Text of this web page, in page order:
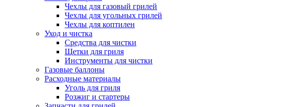
Чехлы для газовый грилей
Чехлы для угольных грилей
Чехлы для коптилен
Уход и чистка
Средства для чистки
Щетки для гриля
Инструменты для чистки
Газовые баллоны
Расходные материалы
Уголь для гриля
Розжиг и стартеры